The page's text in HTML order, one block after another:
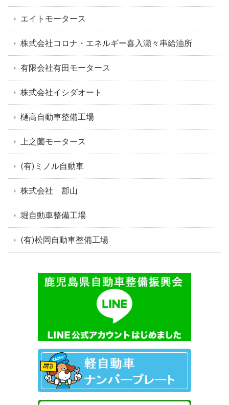
エイトモータース
株式会社コロナ・エネルギー喜入瀬々串給油所
有限会社有田モータース
株式会社イシダオート
樋高自動車整備工場
上之薗モータース
(有)ミノル自動車
株式会社 郡山
堀自動車整備工場
(有)松岡自動車整備工場